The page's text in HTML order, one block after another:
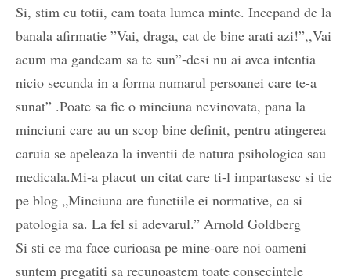
Si, stim cu totii, cam toata lumea minte. Incepand de la
banala afirmatie ”Vai, draga, cat de bine arati azi!”,,Vai
acum ma gandeam sa te sun”-desi nu ai avea intentia
nicio secunda in a forma numarul persoanei care te-a
sunat” .Poate sa fie o minciuna nevinovata, pana la
minciuni care au un scop bine definit, pentru atingerea
caruia se apeleaza la inventii de natura psihologica sau
medicala.Mi-a placut un citat care ti-l impartasesc si tie
pe blog „Minciuna are functiile ei normative, ca si
patologia sa. La fel si adevarul.” Arnold Goldberg
Si sti ce ma face curioasa pe mine-oare noi oameni
suntem pregatiti sa recunoastem toate consecintele